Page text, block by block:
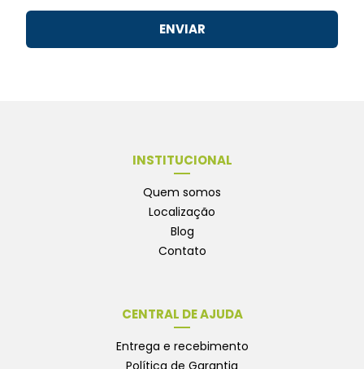
ENVIAR
INSTITUCIONAL
Quem somos
Localização
Blog
Contato
CENTRAL DE AJUDA
Entrega e recebimento
Política de Garantia